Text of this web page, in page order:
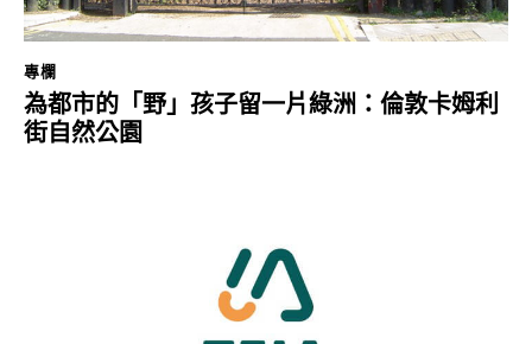
專欄
為都市的「野」孩子留一片綠洲：倫敦卡姆利
街自然公園